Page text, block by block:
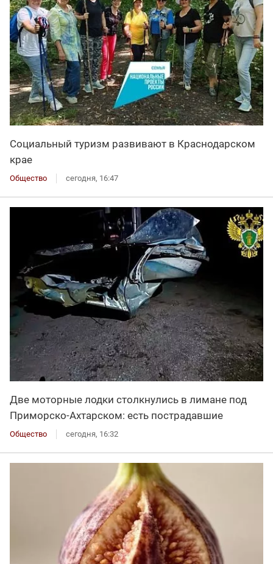
Социальный туризм развивают в Краснодарском
крае
Общество сегодня, 16:47
Две моторные лодки столкнулись в лимане под
Приморско-Ахтарском: есть пострадавшие
Общество сегодня, 16:32